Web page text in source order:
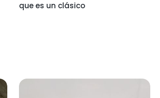
que es un clásico